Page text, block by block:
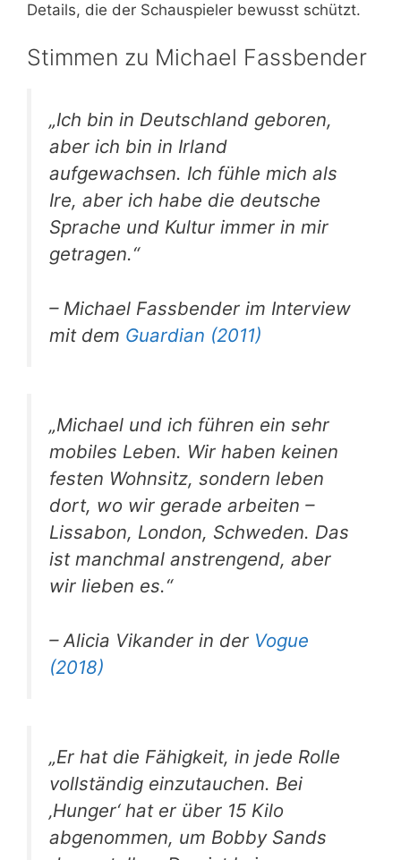
Details, die der Schauspieler bewusst schützt.
Stimmen zu Michael Fassbender
„Ich bin in Deutschland geboren,
aber ich bin in Irland
aufgewachsen. Ich fühle mich als
Ire, aber ich habe die deutsche
Sprache und Kultur immer in mir
getragen.“
– Michael Fassbender im Interview
mit dem Guardian (2011)
„Michael und ich führen ein sehr
mobiles Leben. Wir haben keinen
festen Wohnsitz, sondern leben
dort, wo wir gerade arbeiten –
Lissabon, London, Schweden. Das
ist manchmal anstrengend, aber
wir lieben es.“
– Alicia Vikander in der Vogue
(2018)
„Er hat die Fähigkeit, in jede Rolle
vollständig einzutauchen. Bei
‚Hunger‘ hat er über 15 Kilo
abgenommen, um Bobby Sands